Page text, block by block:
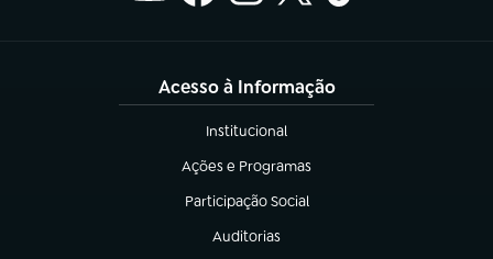
Acesso à Informação
Institucional
(abre em nova aba)
Ações e Programas
(abre em nova aba)
Participação Social
(abre em nova aba)
Auditorias
(abre em nova aba)